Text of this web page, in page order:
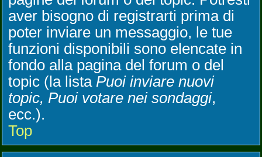
aver bisogno di registrarti prima di
poter inviare un messaggio, le tue
funzioni disponibili sono elencate in
fondo alla pagina del forum o del
topic (la lista Puoi inviare nuovi
topic, Puoi votare nei sondaggi,
ecc.).
Top